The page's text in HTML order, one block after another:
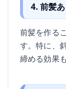
4. 前髪
前髪を作る
す。特に、
締める効果